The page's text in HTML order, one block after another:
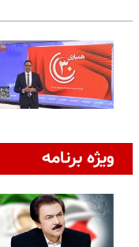
ویژه برنامه